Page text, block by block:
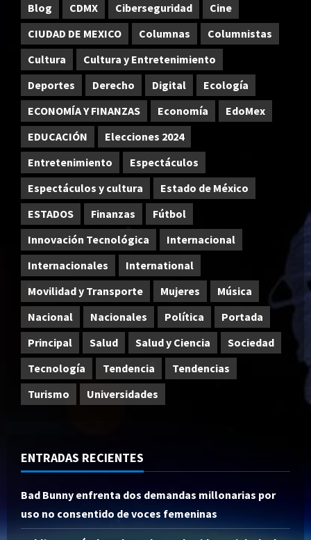
Blog CDMX Ciberseguridad
Cine
CIUDAD DE MEXICO
Columnas
Columnistas
Cultura
Cultura y Entretenimiento
Deportes
Derecho Digital
Ecología
ECONOMÍA Y FINANZAS
Economía
EdoMex
EDUCACIÓN
Elecciones 2024
Entretenimiento
Espectáculos
Espectáculos y cultura
Estado de México
ESTADOS
Finanzas
Fútbol
Innovación Tecnológica
Internacional
Internacionales
International
Movilidad y Transporte
Mujeres
Música
Nacional
Nacionales Política
Portada
Principal
Salud Salud y Ciencia
Sociedad
Tecnología
Tendencia
Tendencias
Turismo
Universidades
ENTRADAS RECIENTES
Bad Bunny enfrenta dos demandas millonarias por
uso no consentido de voces femeninas